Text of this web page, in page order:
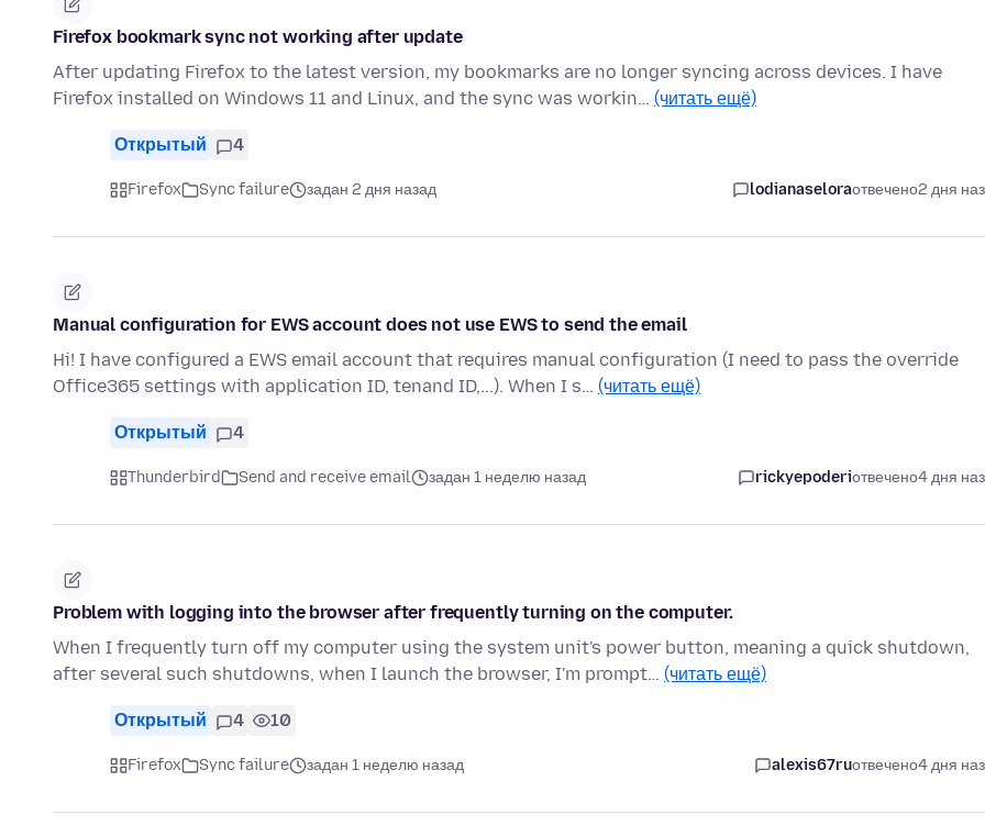
Firefox bookmark sync not working after update
After updating Firefox to the latest version, my bookmarks are no longer syncing across devices. I have
Firefox installed on Windows 11 and Linux, and the sync was workin… (читать ещё)
Открытый 4
Firefox Sync failure задан 2 дня назад lodianaseloraотвечено2 дня
Manual configuration for EWS account does not use EWS to send the email
Hi! I have configured a EWS email account that requires manual configuration (I need to pass the override
Office365 settings with application ID, tenand ID,...). When I s… (читать ещё)
Открытый 4
Thunderbird Send and receive email задан 1 неделю назад rickyepoderiотвечено4 дня
Problem with logging into the browser after frequently turning on the computer.
When I frequently turn off my computer using the system unit's power button, meaning a quick shutdown,
after several such shutdowns, when I launch the browser, I'm prompt… (читать ещё)
Открытый 4 10
Firefox Sync failure задан 1 неделю назад alexis67ruотвечено4 дня